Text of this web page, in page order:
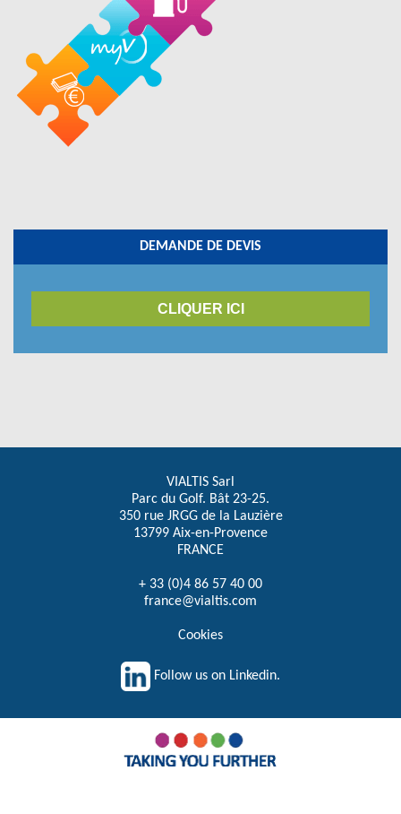
DEMANDE DE DEVIS
CLIQUER ICI
VIALTIS Sarl
Parc du Golf. Bât 23-25.
350 rue JRGG de la Lauzière
13799 Aix-en-Provence
FRANCE
+ 33 (0)4 86 57 40 00
france@vialtis.com
Cookies
Follow us on Linkedin.